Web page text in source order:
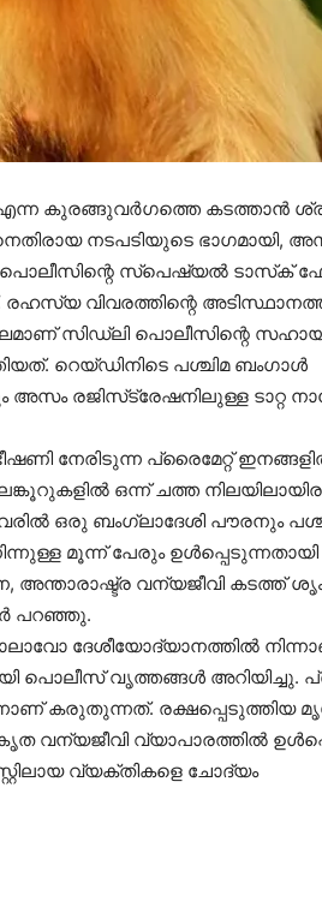
കുരങ്ങുവര്‍ഗത്തെ കടത്താന്‍
നടപടിയുടെ ഭാഗമായി,
പൊലീസിന്റെ സ്പെഷ്യല്‍ ടാസ്‌ക്
വിവരത്തിന്റെ
സിഡ്ലി പൊലീസിന്റെ
റെയ്ഡിനിടെ പശ്ചിമ ബംഗാള്‍
രജിസ്‌ട്രേഷനിലുള്ള ടാറ്റ
നേരിടുന്ന പ്രൈമേറ്റ്
ഒന്ന് ചത്ത
ഒരു ബംഗ്ലാദേശി പൗരനും
മൂന്ന് പേരും ഉള്‍പ്പെടുന്നതായി
വന്യജീവി കടത്ത്
പറഞ്ഞു.
ദേശീയോദ്യാനത്തില്‍
പൊലീസ് വൃത്തങ്ങള്‍ അറിയിച്ചു.
കരുതുന്നത്. രക്ഷപ്പെടുത്തിയ
വ്യാപാരത്തില്‍
വ്യക്തികളെ ചോദ്യം